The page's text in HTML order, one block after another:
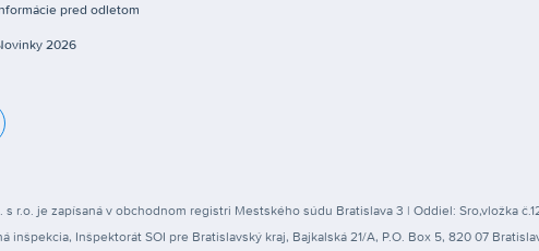
pred odletom
2026
s r.o. je zapísaná v obchodnom registri Mestského súdu Bratislava 3 | Oddiel: Sro,vložka
inšpekcia, Inšpektorát SOI pre Bratislavský kraj, Bajkalská 21/A, P.O. Box 5, 820 07